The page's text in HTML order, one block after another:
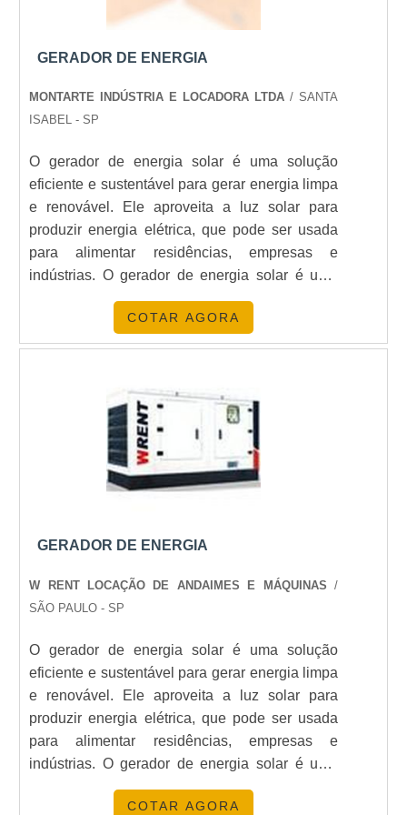
para suas necessidades de geradores manuais.
O QUE É UM GERADOR MANUAL?
Um gerador manual é um dispositivo que converte
energia mecânica em energia elétrica através de
uma manivela.
QUAIS SÃO AS VANTAGENS DE
USAR UM GERADOR MANUAL?
As vantagens incluem independência energética,
baixo custo de manutenção e contribuição para
COMO ESCOLHER O GERADOR
MANUAL CERTO PARA MIM?
Considere a potência necessária, tamanho, peso,
facilidade de uso e custo-benefício.
GERADOR MANUAL?
O preço médio varia de R$ 200 a R$ 1000,
ONDE POSSO USAR UM GERADOR
MANUAL?
Eles são ideais para emergências, acampamentos,
eventos e projetos educacionais.
POR QUE COMPRAR NA
GERADOR DE ENERGIA
MONTARTE INDÚSTRIA E LOCADORA LTDA/ SANTA
ISABEL - SP
O gerador de energia solar é uma solução
eficiente e sustentável para gerar energia limpa
e renovável. Ele aproveita a luz solar para
produzir energia elétrica, que pode ser usada
para alimentar residências, empresas e
indústrias. O gerador de energia solar é uma
alternativa econômica e ambientalmente
amigável para gerar energia limpa e renovável,
pois não emite gases poluentes e não depende
solução de baixo custo, pois não há
necessidade de manutenção ou custos de
COTAR AGORA
GERADOR DE ENERGIA
W RENT LOCAÇÃO DE ANDAIMES E MÁQUINAS/
SÃO PAULO - SP
O gerador de energia solar é uma solução
eficiente e sustentável para gerar energia limpa
e renovável. Ele aproveita a luz solar para
produzir energia elétrica, que pode ser usada
para alimentar residências, empresas e
indústrias. O gerador de energia solar é uma
alternativa econômica e ambientalmente
amigável para gerar energia limpa e renovável,
COTAR AGORA